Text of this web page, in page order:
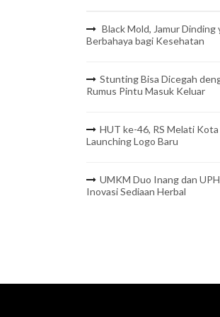
Black Mold, Jamur Dinding
Berbahaya bagi Kesehatan
Stunting Bisa Dicegah
Rumus Pintu Masuk Keluar
HUT ke-46, RS Melati
Launching Logo Baru
UMKM Duo Inang dan
Inovasi Sediaan Herbal